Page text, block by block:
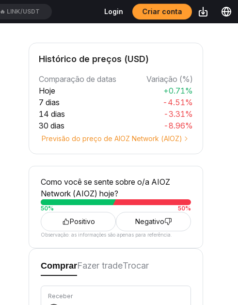
🔥 LINK/USDT Login Criar conta
Histórico de preços (USD)
Comparação de datas
Variação (%)
Hoje
+0.71%
7 dias
-4.51%
14 dias
-3.31%
30 dias
-8.96%
Previsão do preço de AIOZ Network (AIOZ)
Como você se sente sobre o/a AIOZ
Network (AIOZ) hoje?
50% 50%
Positivo Negativo
Observação: as informações são apenas para referência.
ComprarFazer tradeTrocar
Receber